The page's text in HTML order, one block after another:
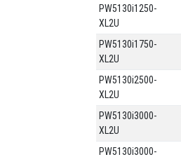
PW5130i1250-
XL2U
PW5130i1750-
XL2U
PW5130i2500-
XL2U
PW5130i3000-
XL2U
PW5130i3000-